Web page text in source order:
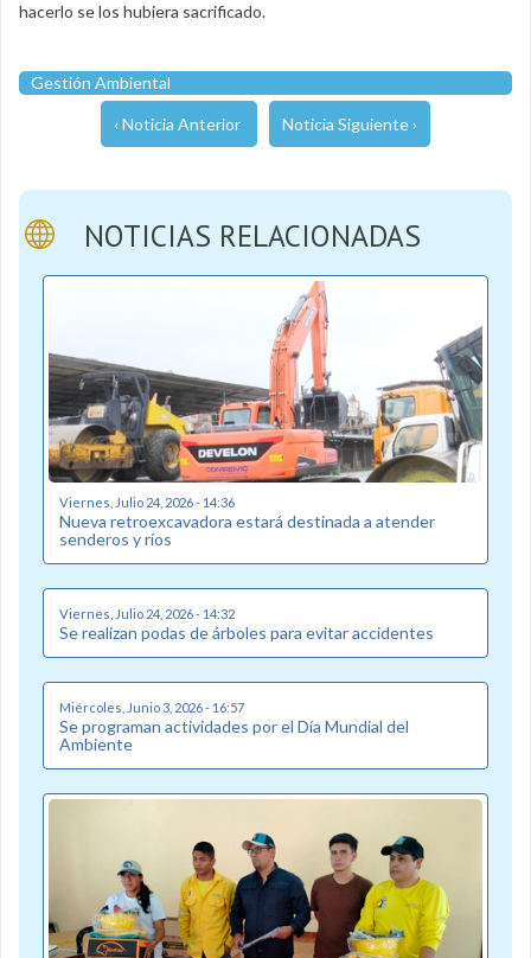
hacerlo se los hubiera sacrificado.
Gestión Ambiental
‹ Noticia Anterior Noticia Siguiente ›
NOTICIAS RELACIONADAS
Viernes, Julio 24, 2026 - 14:36
Nueva retroexcavadora estará destinada a atender
senderos y ríos
Viernes, Julio 24, 2026 - 14:32
Se realizan podas de árboles para evitar accidentes
Miércoles, Junio 3, 2026 - 16:57
Se programan actividades por el Día Mundial del
Ambiente